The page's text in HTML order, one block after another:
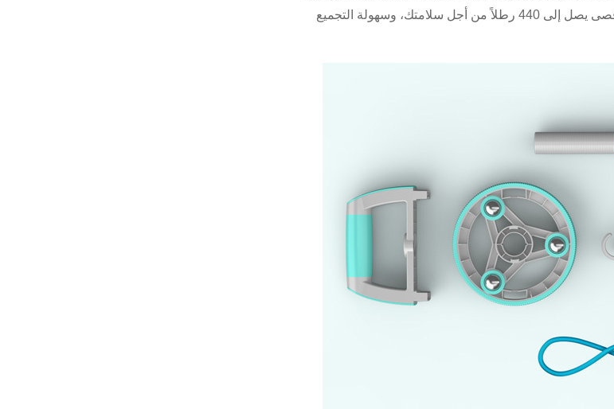
تمرين بسيط، نتائج فعالة. أعمدة من الفولاذ المقاوم للصدأ عالية القوة بوزن أقصى يصل إلى 440 رطلاً من أجل سلامتك، وسهولة التجميع